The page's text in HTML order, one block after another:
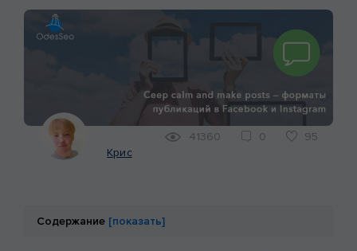
ВЕБ-РАЗРАБОТКА
Крис
41360 0 95
Содержание [показать]